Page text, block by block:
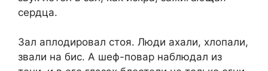
сердца.
Зал аплодировал стоя. Люди ахали, хлопали,
звали на бис. А шеф-повар наблюдал из